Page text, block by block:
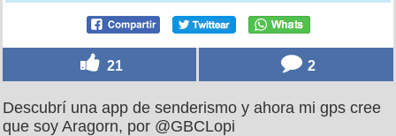
21 2
Descubrí una app de senderismo y ahora mi gps cree
que soy Aragorn, por @GBCLopi